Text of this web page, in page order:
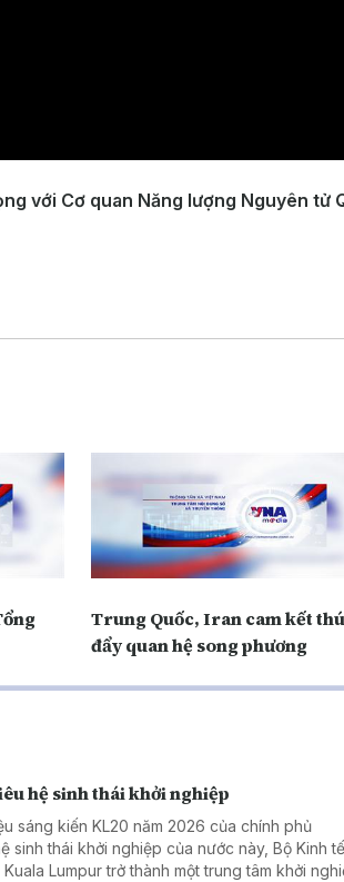
với Cơ quan Năng lượng Nguyên tử
Trung Quốc, Iran cam kết
đẩy quan hệ song phương
hệ sinh thái khởi nghiệp
sáng kiến KL20 năm 2026 của chính phủ
sinh thái khởi nghiệp của nước này, Bộ Kinh
Lumpur trở thành một trung tâm khởi